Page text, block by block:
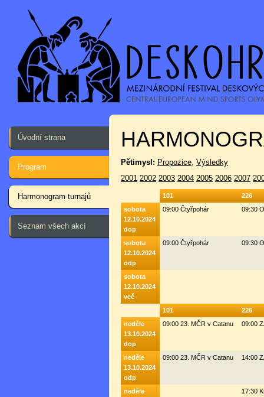
Úvodní strana
Program
Harmonogram turnajů
Seznam všech akcí
Pětimysl: Propozice, Výsledky
2001 2002 2003 2004 2005 2006 2007
101
226
sobota
12.10.2024
dop
09:00 Čtyřpohár 09:30
sobota
12.10.2024
odp
09:00 Čtyřpohár 09:30
sobota
12.10.2024
več
101
226
neděle
13.10.2024
dop
09:00 23. MČR v Catanu 09:00
neděle
13.10.2024
odp
09:00 23. MČR v Catanu 14:00
neděle
17:30